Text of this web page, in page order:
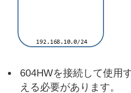
604HWを接続して使用
える必要があります。